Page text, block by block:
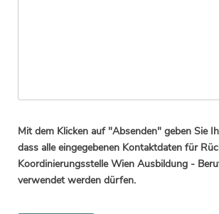
Mit dem Klicken auf "Absenden" geben Sie
dass alle eingegebenen Kontaktdaten für
Koordinierungsstelle Wien Ausbildung -
verwendet werden dürfen.